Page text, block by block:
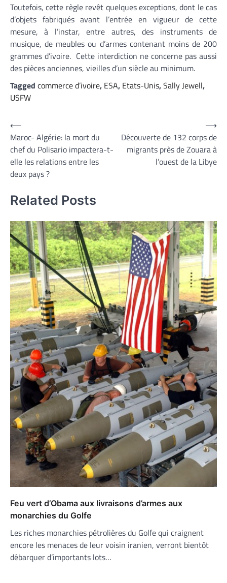
Toutefois, cette règle revêt quelques exceptions, dont le cas
d’objets fabriqués avant l’entrée en vigueur de cette
mesure, à l’instar, entre autres, des instruments de
musique, de meubles ou d’armes contenant moins de 200
grammes d’ivoire. Cette interdiction ne concerne pas aussi
des pièces anciennes, vieilles d’un siècle au minimum.
Tagged commerce d’ivoire, ESA, Etats-Unis,Sally Jewell,
USFW
Navigation
de
l’article
⟵
Maroc- Algérie: la mort du
chef du Polisario impactera-t-
elle les relations entre les
deux pays ?
Découverte de 132 corps de
migrants près de Zouara à
l’ouest de la Libye
⟶
Related Posts
Feu vert d’Obama aux livraisons d’armes aux
monarchies du Golfe
Les riches monarchies pétrolières du Golfe qui craignent
encore les menaces de leur voisin iranien, verront bientôt
débarquer d’importants lots…